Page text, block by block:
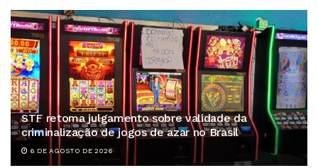
STF retoma julgamento sobre validade da
criminalização de jogos de azar no Brasil
6 DE AGOSTO DE 2026